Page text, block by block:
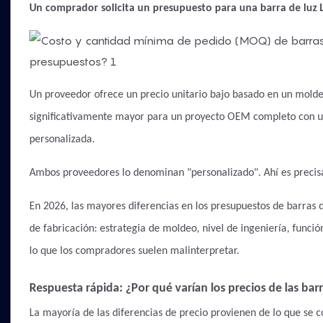
Un comprador solicita un presupuesto para una barra de luz
Un proveedor ofrece un precio unitario bajo basado en un
significativamente mayor para un proyecto OEM completo con
personalizada.
Ambos proveedores lo denominan "personalizado". Ahí es
En 2026, las mayores diferencias en los presupuestos de barras
de fabricación: estrategia de moldeo, nivel de ingeniería,
lo que los compradores suelen malinterpretar.
Respuesta rápida: ¿Por qué varían los precios de las
La mayoría de las diferencias de precio provienen de lo que se